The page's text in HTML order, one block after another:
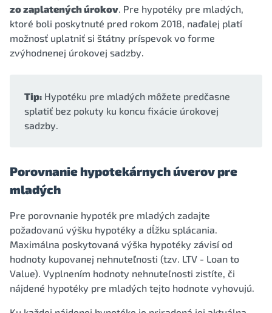
zo zaplatených úrokov. Pre hypotéky pre mladých,
ktoré boli poskytnuté pred rokom 2018, naďalej platí
možnosť uplatniť si štátny príspevok vo forme
zvýhodnenej úrokovej sadzby.
Tip: Hypotéku pre mladých môžete predčasne
splatiť bez pokuty ku koncu fixácie úrokovej
sadzby.
Porovnanie hypotekárnych úverov pre
mladých
Pre porovnanie hypoték pre mladých zadajte
požadovanú výšku hypotéky a dĺžku splácania.
Maximálna poskytovaná výška hypotéky závisí od
hodnoty kupovanej nehnuteľnosti (tzv. LTV - Loan to
Value). Vyplnením hodnoty nehnuteľnosti zistíte, či
nájdené hypotéky pre mladých tejto hodnote vyhovujú.